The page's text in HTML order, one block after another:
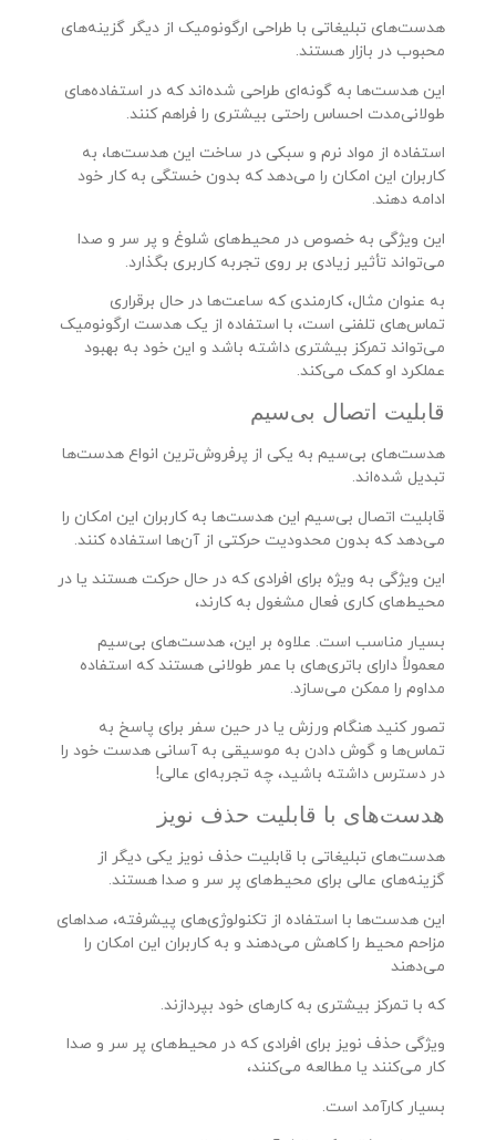
هدست‌های تبلیغاتی با طراحی ارگونومیک از دیگر گزینه‌های
محبوب در بازار هستند.
این هدست‌ها به گونه‌ای طراحی شده‌اند که در استفاده‌های
طولانی‌مدت احساس راحتی بیشتری را فراهم کنند.
استفاده از مواد نرم و سبکی در ساخت این هدست‌ها، به
کاربران این امکان را می‌دهد که بدون خستگی به کار خود
ادامه دهند.
این ویژگی به خصوص در محیط‌های شلوغ و پر سر و صدا
می‌تواند تأثیر زیادی بر روی تجربه کاربری بگذارد.
به عنوان مثال، کارمندی که ساعت‌ها در حال برقراری
تماس‌های تلفنی است، با استفاده از یک هدست ارگونومیک
می‌تواند تمرکز بیشتری داشته باشد و این خود به بهبود
عملکرد او کمک می‌کند.
قابلیت اتصال بی‌سیم
هدست‌های بی‌سیم به یکی از پرفروش‌ترین انواع هدست‌ها
تبدیل شده‌اند.
قابلیت اتصال بی‌سیم این هدست‌ها به کاربران این امکان را
می‌دهد که بدون محدودیت حرکتی از آن‌ها استفاده کنند.
این ویژگی به ویژه برای افرادی که در حال حرکت هستند یا در
محیط‌های کاری فعال مشغول به کارند،
بسیار مناسب است. علاوه بر این، هدست‌های بی‌سیم
معمولاً دارای باتری‌های با عمر طولانی هستند که استفاده
مداوم را ممکن می‌سازد.
تصور کنید هنگام ورزش یا در حین سفر برای پاسخ به
تماس‌ها و گوش دادن به موسیقی به آسانی هدست خود را
در دسترس داشته باشید، چه تجربه‌ای عالی!
هدست‌های با قابلیت حذف نویز
هدست‌های تبلیغاتی با قابلیت حذف نویز یکی دیگر از
گزینه‌های عالی برای محیط‌های پر سر و صدا هستند.
این هدست‌ها با استفاده از تکنولوژی‌های پیشرفته، صداهای
مزاحم محیط را کاهش می‌دهند و به کاربران این امکان را
می‌دهند
که با تمرکز بیشتری به کارهای خود بپردازند.
ویژگی حذف نویز برای افرادی که در محیط‌های پر سر و صدا
کار می‌کنند یا مطالعه می‌کنند،
بسیار کارآمد است.